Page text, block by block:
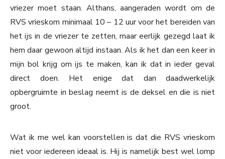
vriezer moet staan. Althans, aangeraden wordt om de
RVS vrieskom minimaal 10 – 12 uur voor het bereiden van
het ijs in de vriezer te zetten, maar eerlijk gezegd laat ik
hem daar gewoon altijd instaan. Als ik het dan een keer in
mijn bol krijg om ijs te maken, kan ik dat in ieder geval
direct doen. Het enige dat dan daadwerkelijk
opbergruimte in beslag neemt is de deksel en die is niet
groot.
Wat ik me wel kan voorstellen is dat die RVS vrieskom
niet voor iedereen ideaal is. Hij is namelijk best wel lomp